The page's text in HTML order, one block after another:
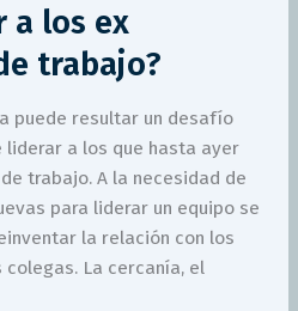
a los ex
trabajo?
puede resultar un desafío
liderar a los que hasta ayer
trabajo. A la necesidad de
para liderar un equipo se
la relación con los
La cercanía, el